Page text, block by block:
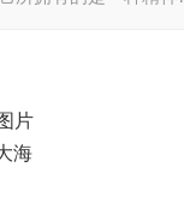
片
海